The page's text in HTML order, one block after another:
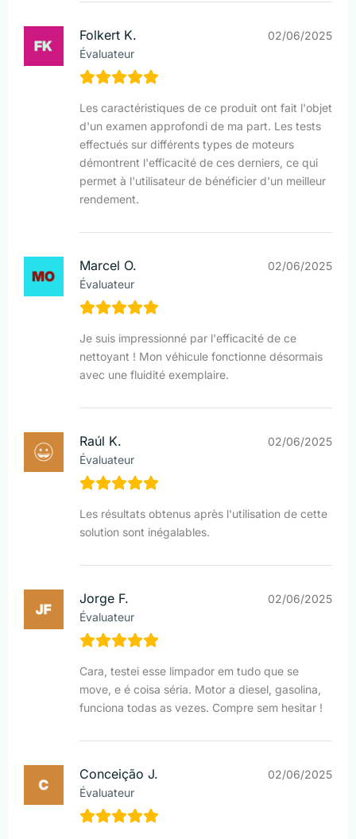
Folkert K.
Évaluateur
02/06/2025
Les caractéristiques de ce produit ont fait l'objet
d'un examen approfondi de ma part. Les tests
effectués sur différents types de moteurs
démontrent l'efficacité de ces derniers, ce qui
permet à l'utilisateur de bénéficier d'un meilleur
rendement.
Marcel O.
Évaluateur
02/06/2025
Je suis impressionné par l'efficacité de ce
nettoyant ! Mon véhicule fonctionne désormais
avec une fluidité exemplaire.
Raúl K.
Évaluateur
02/06/2025
Les résultats obtenus après l'utilisation de cette
solution sont inégalables.
Jorge F.
Évaluateur
02/06/2025
Cara, testei esse limpador em tudo que se
move, e é coisa séria. Motor a diesel, gasolina,
funciona todas as vezes. Compre sem hesitar !
Conceição J.
Évaluateur
02/06/2025